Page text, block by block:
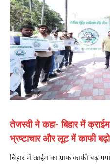
तेजस्वी ने कहा- बिहार में
भ्रष्टाचार और लूट में काफी
बिहार में क्राईम का ग्राफ काफी बढ़